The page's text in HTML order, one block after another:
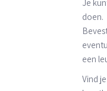
Je
doen.
een
Vind